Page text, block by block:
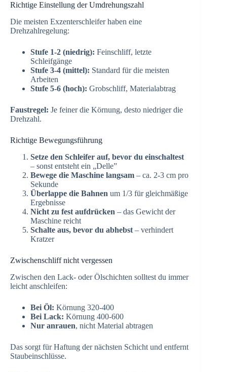
Richtige Einstellung der Umdrehungszahl
Die meisten Exzenterschleifer haben eine
Drehzahlregelung:
Stufe 1-2 (niedrig): Feinschliff, letzte
Schleifgänge
Stufe 3-4 (mittel): Standard für die meisten
Arbeiten
Stufe 5-6 (hoch): Grobschliff, Materialabtrag
Faustregel: Je feiner die Körnung, desto niedriger die
Drehzahl.
Richtige Bewegungsführung
Setze den Schleifer auf, bevor du einschaltest
– sonst entsteht ein „Delle”
Bewege die Maschine langsam – ca. 2-3 cm pro
Sekunde
Überlappe die Bahnen um 1/3 für gleichmäßige
Ergebnisse
Nicht zu fest aufdrücken – das Gewicht der
Maschine reicht
Schalte aus, bevor du abhebst – verhindert
Kratzer
Zwischenschliff nicht vergessen
Zwischen den Lack- oder Ölschichten solltest du immer
leicht anschleifen:
Bei Öl: Körnung 320-400
Bei Lack: Körnung 400-600
Nur anrauen, nicht Material abtragen
Das sorgt für Haftung der nächsten Schicht und entfernt
Staubeinschlüsse.